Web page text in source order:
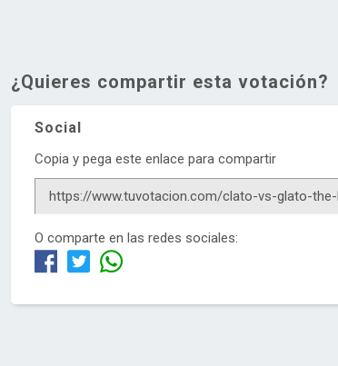
¿Quieres compartir esta votación?
Social
Copia y pega este enlace para compartir
O comparte en las redes sociales: